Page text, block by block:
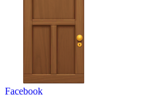
Facebook